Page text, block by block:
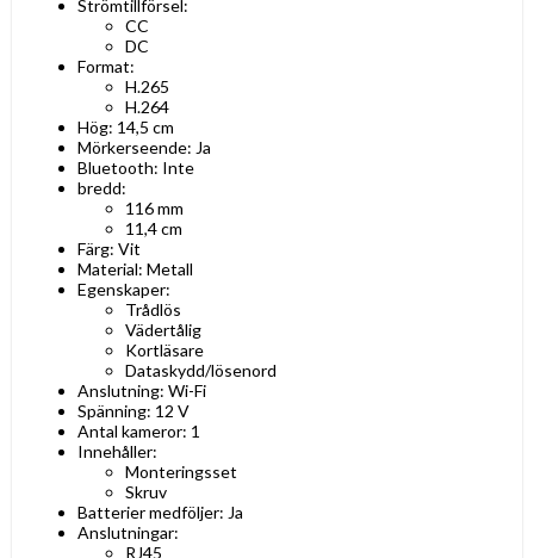
Strömtillförsel:
CC
DC
Format:
H.265
H.264
Hög: 14,5 cm
Mörkerseende: Ja
Bluetooth: Inte
bredd:
116 mm
11,4 cm
Färg: Vit
Material: Metall
Egenskaper:
Trådlös
Vädertålig
Kortläsare
Dataskydd/lösenord
Anslutning: Wi-Fi
Spänning: 12 V
Antal kameror: 1
Innehåller:
Monteringsset
Skruv
Batterier medföljer: Ja
Anslutningar:
RJ45